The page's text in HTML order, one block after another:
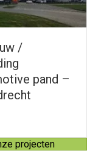
pand –
projecten